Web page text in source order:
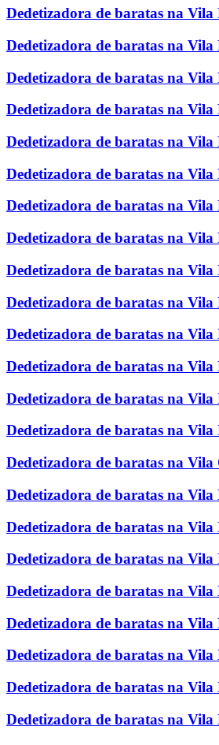
Dedetizadora de baratas na
Dedetizadora de baratas na Vila
Dedetizadora de baratas na Vila
Dedetizadora de baratas na Vila
Dedetizadora de baratas na Vila
Dedetizadora de baratas na Vila
Dedetizadora de baratas na Vila
Dedetizadora de baratas na Vila
Dedetizadora de baratas na Vila
Dedetizadora de baratas na Vila
Dedetizadora de baratas na
Dedetizadora de baratas na Vila
Dedetizadora de baratas na Vila
Dedetizadora de baratas na
Dedetizadora de baratas na
Dedetizadora de baratas na Vila
Dedetizadora de baratas na Vila
Dedetizadora de baratas na Vila
Dedetizadora de baratas na Vila
Dedetizadora de baratas na Vila
Dedetizadora de baratas na Vila
Dedetizadora de baratas na Vila
Dedetizadora de baratas na